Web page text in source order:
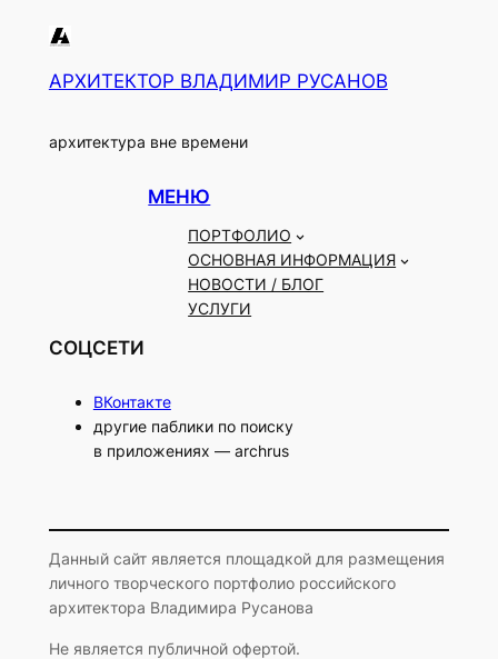
АРХИТЕКТОР ВЛАДИМИР РУСАНОВ
архитектура вне времени
МЕНЮ
ПОРТФОЛИО
ОСНОВНАЯ ИНФОРМАЦИЯ
НОВОСТИ / БЛОГ
УСЛУГИ
СОЦСЕТИ
ВКонтакте
другие паблики по поиску
в приложениях — archrus
Данный сайт является площадкой для размещения
личного творческого портфолио российского
архитектора Владимира Русанова
Не является публичной офертой.